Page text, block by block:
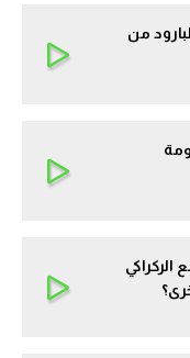
من
الركراكي